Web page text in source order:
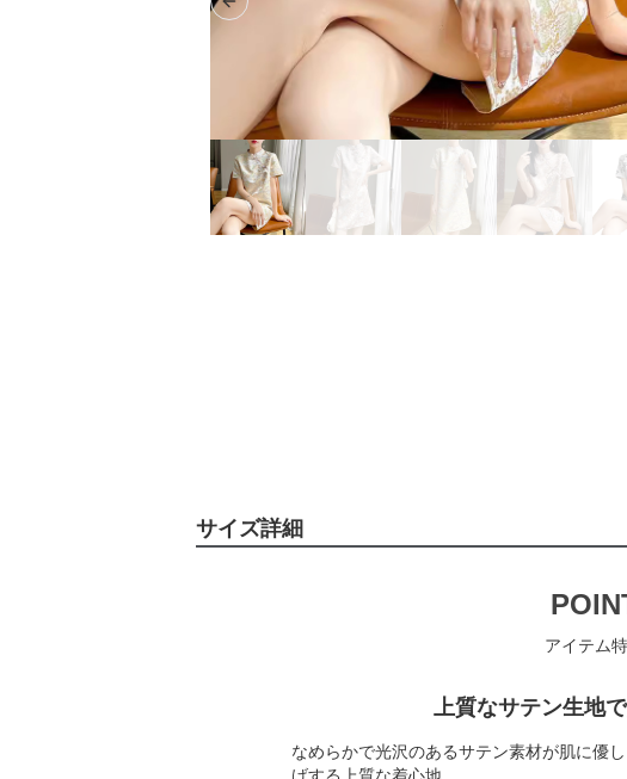
Previous slide
サイズ詳細
アイテム
上質なサテン生地
なめらかで光沢のあるサテン素材が肌に優